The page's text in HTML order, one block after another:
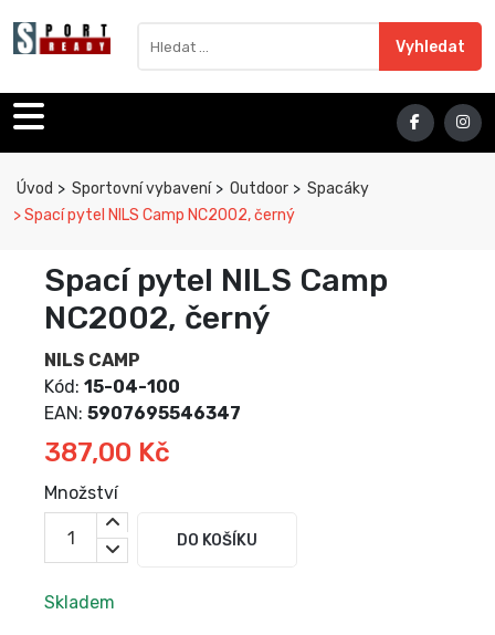
Sport Ready
Vyhledat
Úvod Sportovní vybavení Outdoor
Spacáky
Spací pytel NILS Camp NC2002, černý
Spací pytel NILS Camp
NC2002, černý
NILS CAMP
Kód: 15-04-100
EAN: 5907695546347
387,00 Kč
Množství
DO KOŠÍKU
Skladem